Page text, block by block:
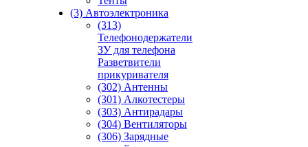
(3) Автоэлектроника
(313)
Телефонодержатели
ЗУ для телефона
Разветвители
прикуривателя
(302) Антенны
(301) Алкотестеры
(303) Антирадары
(304) Вентиляторы
(306) Зарядные